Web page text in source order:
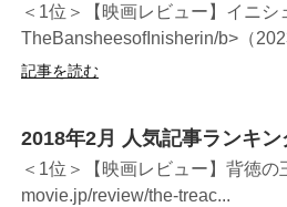
＜1位＞【映画レビュー】イニシ
TheBansheesofInisherin/b>（
記事を読む
2018年2月 人気記事ランキン
＜1位＞【映画レビュー】背徳
movie.jp/review/the-treac...